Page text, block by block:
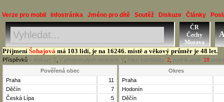
Verze pro mobil Infostránka Jméno pro dítě Soutěž Diskuze Články
Příjmení Šohajová má 103 lidí, je na 16246. místě a věkový průměr je 48 let.
Příspěvků v diskuzi: 0 v předminulých stoletích: 0 mezi kandidáty: 2 podnikatelé: 18
Jméno, Příjmení, Obec
Okres, Kraj, Ročník
ČR
Čechy
Morava
Pověřená obec
Praha
11
Děčín
7
Česká Lípa
5
Okres
Praha
Hodonín
Děčín